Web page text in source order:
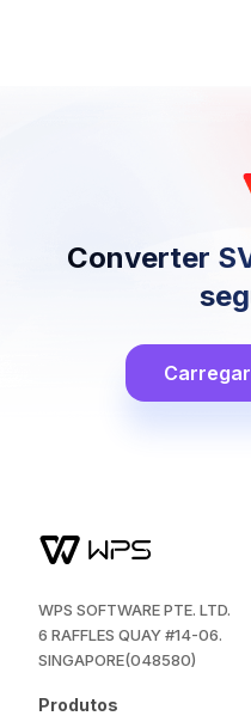
Converter
WPS SOFTWARE PTE. LTD.
6 RAFFLES QUAY #14-06.
SINGAPORE(048580)
Produtos